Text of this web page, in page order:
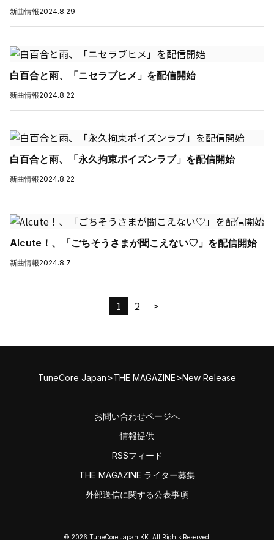
新曲情報2024.8.29
白百合と雨、「ニセラブヒメ」を配信開始
新曲情報2024.8.22
白百合と雨、「永久拘束ポイズンラブ」を配信開始
新曲情報2024.8.22
Alcute！、「ごちそうさまが聞こえない♡」を配信開始
新曲情報2024.8.7
1 2 >
TuneCore Japan>THE MAGAZINE>New Release
お問い合わせページへ
情報提供
RSSフィード
THE MAGAZINE ライター募集
外部送信に関する公表事項
© 2026 TuneCore Japan KK. All Rights Reserved.